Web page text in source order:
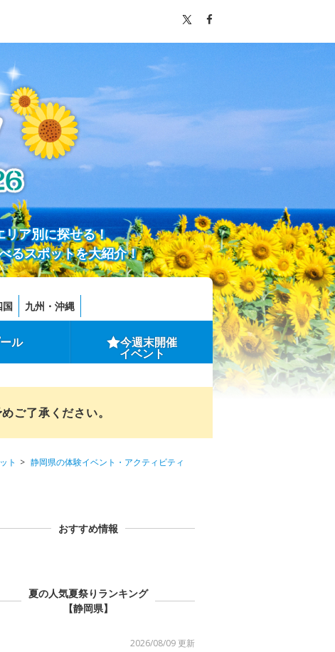
リア別に探せる！
るスポットを大紹介！
国 九州・沖縄
ル 今週末開催
イベント
ご了承ください。
ト
静岡県の体験イベント・アクティビティ
おすすめ情報
夏の人気夏祭りランキング
【静岡県】
2026/08/09 更新